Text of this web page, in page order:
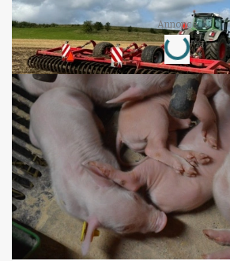
Annonce
Loading...